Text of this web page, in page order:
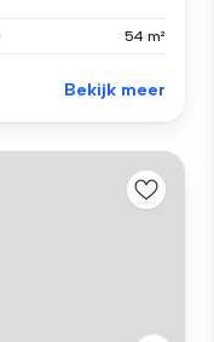
54 m²
Bekijk meer